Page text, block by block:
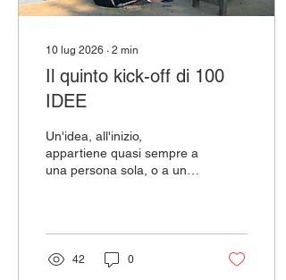
10 lug 2026 ∙ 2 min
Il quinto kick-off di 100
IDEE
Un'idea, all'inizio,
appartiene quasi sempre a
una persona sola, o a un
diventare un progetto,
deve incontrare altre
persone, altri sguardi, altre
42 0